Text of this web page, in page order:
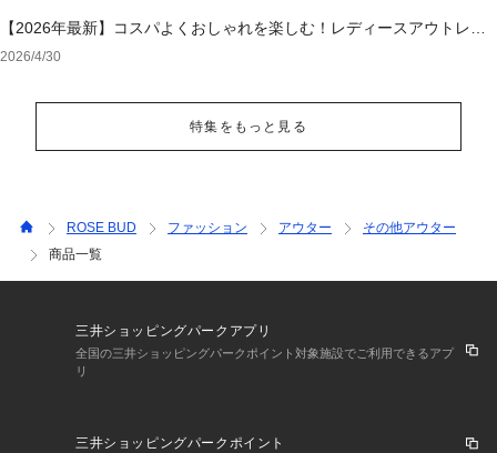
【2026年最新】コスパよくおしゃれを楽しむ！レディースアウトレッ
トおすすめブランド特集
2026/4/30
特集をもっと見る
ROSE BUD ファッション アウター
その他アウター
商品一覧
三井ショッピングパークアプリ
全国の三井ショッピングパークポイント対象施設でご利用できるアプ
リ
三井ショッピングパークポイント